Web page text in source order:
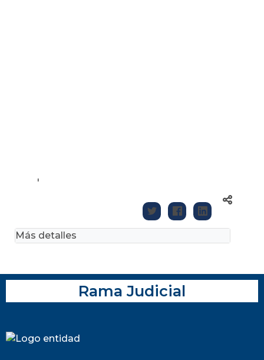
'
Más detalles
Rama Judicial